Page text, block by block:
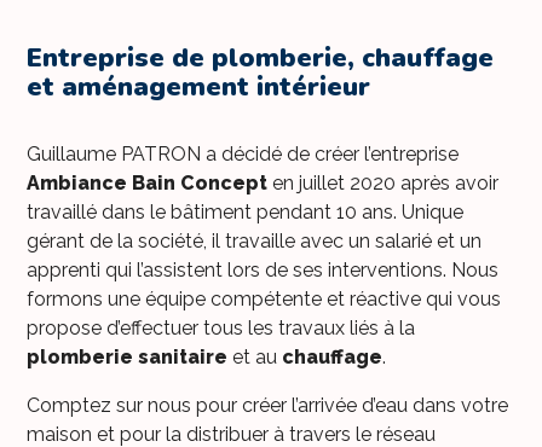
Entreprise de plomberie, chauffage
et aménagement intérieur
Guillaume PATRON a décidé de créer l’entreprise
Ambiance Bain Concept en juillet 2020 après avoir
travaillé dans le bâtiment pendant 10 ans. Unique
gérant de la société, il travaille avec un salarié et un
apprenti qui l’assistent lors de ses interventions. Nous
formons une équipe compétente et réactive qui vous
propose d’effectuer tous les travaux liés à la
plomberie sanitaire et au chauffage.
Comptez sur nous pour créer l’arrivée d’eau dans votre
maison et pour la distribuer à travers le réseau